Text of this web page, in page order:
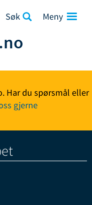
Søk
Har du spørsmål eller
gjerne